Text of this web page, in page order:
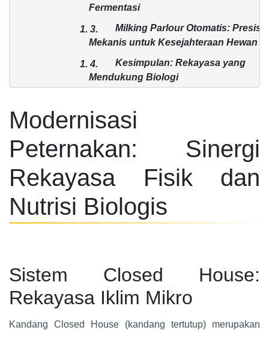
Fermentasi
1. 3.
Milking Parlour Otomatis: Presisi
Mekanis untuk Kesejahteraan Hewan
1.4.
Kesimpulan: Rekayasa yang
Mendukung Biologi
Modernisasi
Peternakan: Sinergi
Rekayasa Fisik dan
Nutrisi Biologis
Sistem Closed House:
Rekayasa Iklim Mikro
Kandang Closed House (kandang tertutup) merupakan